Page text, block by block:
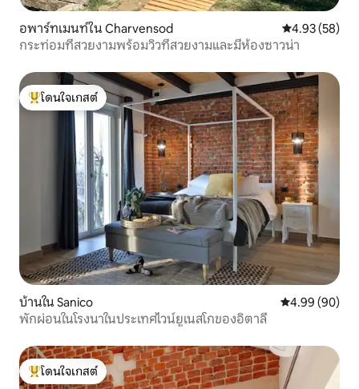
อพาร์ทเมนท์ใน Charvensod คะแนนเฉลี่ย
4.93 (58)
กระท่อมที่สวยงามพร้อมวิวที่สวยงามและมีห้องซาวน่า
โดนใจเกสต์ที่สุด
โดนใจเกสต์
บ้านใน Sanico คะแนนเฉลี่ย
4.99 (90)
พักผ่อนในโรงนาในประเทศไวน์ยูเนสโกของอิตาลี
โดนใจเกสต์ที่สุด
โดนใจเกสต์